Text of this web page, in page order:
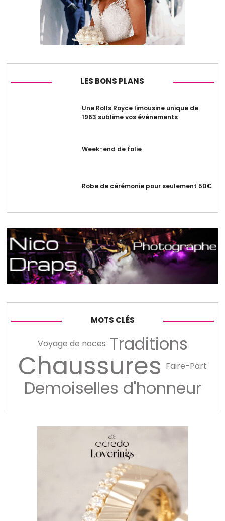
LES BONS PLANS
Une Rolls Royce limousine unique de
1963 sublime vos événements
Week-end de folie
Robe de cérémonie pour seulement 50€
MOTS CLÉS
Voyage de noces Traditions
Chaussures Faire-Part
Demoiselles d'honneur